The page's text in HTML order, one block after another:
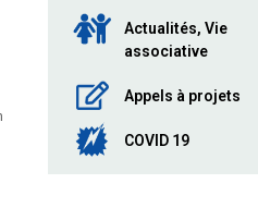
Actualités, Vie
associative
Appels à projets
COVID 19